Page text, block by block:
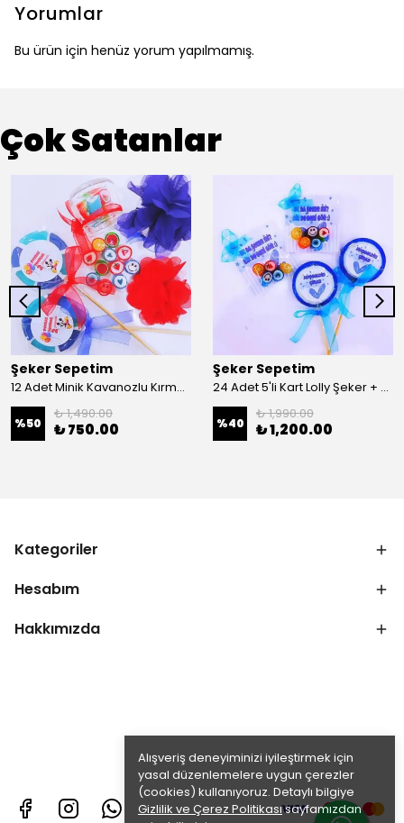
Alışveriş deneyiminizi iyileştirmek için
yasal düzenlemelere uygun çerezler
(cookies) kullanıyoruz. Detaylı bilgiye
Gizlilik ve Çerez Politikasısayfamızdan
Yorumlar
Bu ürün için henüz yorum yapılmamış.
Çok Satanlar
Şeker Sepetim
12 Adet Minik Kavanozlu Kırma Akide Lolly Şeker + 12 Adet Etiketli Lolly Lolipop Bebek Şekeri 212
%50
₺ 1,490.00
₺ 750.00
Şeker Sepetim
24 Adet 5'li Kart Lolly Şeker + 24 Adet Etiketli Nazar Lolly Lolipop Bebek Şekeri 192
%40
₺ 1,990.00
₺ 1,200.00
Kategoriler
Hesabım
Hakkımızda